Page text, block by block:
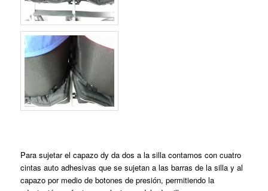
Para sujetar el capazo dy da dos a la silla contamos con cuatro
cintas auto adhesivas que se sujetan a las barras de la silla y al
capazo por medio de botones de presión, permitiendo la